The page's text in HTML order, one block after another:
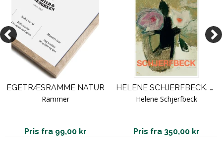
EGETRÆSRAMME NATUR
Rammer
Pris fra 99,00 kr
HELENE SCHJERFBECK. ROSES IN A VASE
Helene Schjerfbeck
Pris fra 350,00 kr